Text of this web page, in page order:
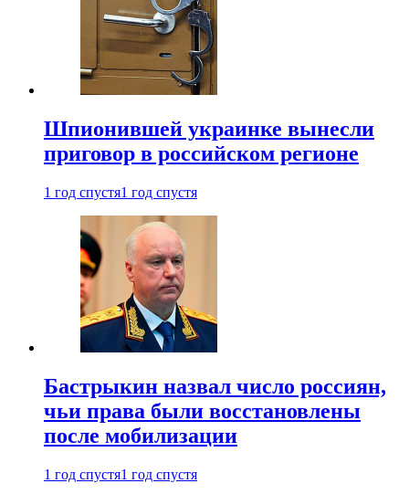
Шпионившей украинке вынесли
приговор в российском регионе
1 год спустя1 год спустя
Бастрыкин назвал число россиян,
чьи права были восстановлены
после мобилизации
1 год спустя1 год спустя